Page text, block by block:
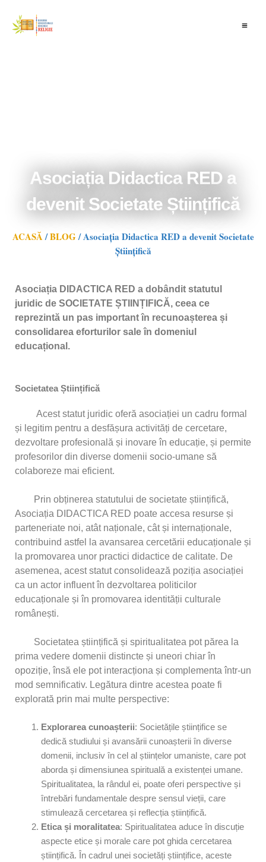
content
Asociația Didactica RED a
devenit Societate Științifică
ACASĂ/BLOG/Asociația Didactica RED a devenit Societate
Științifică
Asociația DIDACTICA RED a dobândit statutul
juridic de SOCIETATE ȘTIINȚIFICĂ, ceea ce
reprezintă un pas important în recunoașterea și
consolidarea eforturilor sale în domeniul
educațional.
Societatea Științifică
Acest statut juridic oferă asociației un cadru formal
și legitim pentru a desfășura activități de cercetare,
dezvoltare profesională și inovare în educație, și permite
profesorilor din diverse domenii socio-umane să
colaboreze mai eficient.
Prin obținerea statutului de societate științifică,
Asociația DIDACTICA RED poate accesa resurse și
parteneriate noi, atât naționale, cât și internaționale,
contribuind astfel la avansarea cercetării educaționale și
la promovarea unor practici didactice de calitate. De
asemenea, acest statut consolidează poziția asociației
ca un actor influent în dezvoltarea politicilor
educaționale și în promovarea identității culturale
românești.
Societatea științifică și spiritualitatea pot părea la
prima vedere domenii distincte și uneori chiar în
opoziție, însă ele pot interacționa și complementa într-un
mod semnificativ. Legătura dintre acestea poate fi
explorată prin mai multe perspective:
Explorarea cunoașterii: Societățile științifice se
dedică studiului și avansării cunoașterii în diverse
domenii, inclusiv în cel al științelor umaniste, care pot
aborda și dimensiunea spirituală a existenței umane.
Spiritualitatea, la rândul ei, poate oferi perspective și
întrebări fundamentale despre sensul vieții, care
stimulează cercetarea și reflecția științifică.
Etica și moralitatea: Spiritualitatea aduce în discuție
aspecte etice și morale care pot ghida cercetarea
științifică. În cadrul unei societăți științifice, aceste